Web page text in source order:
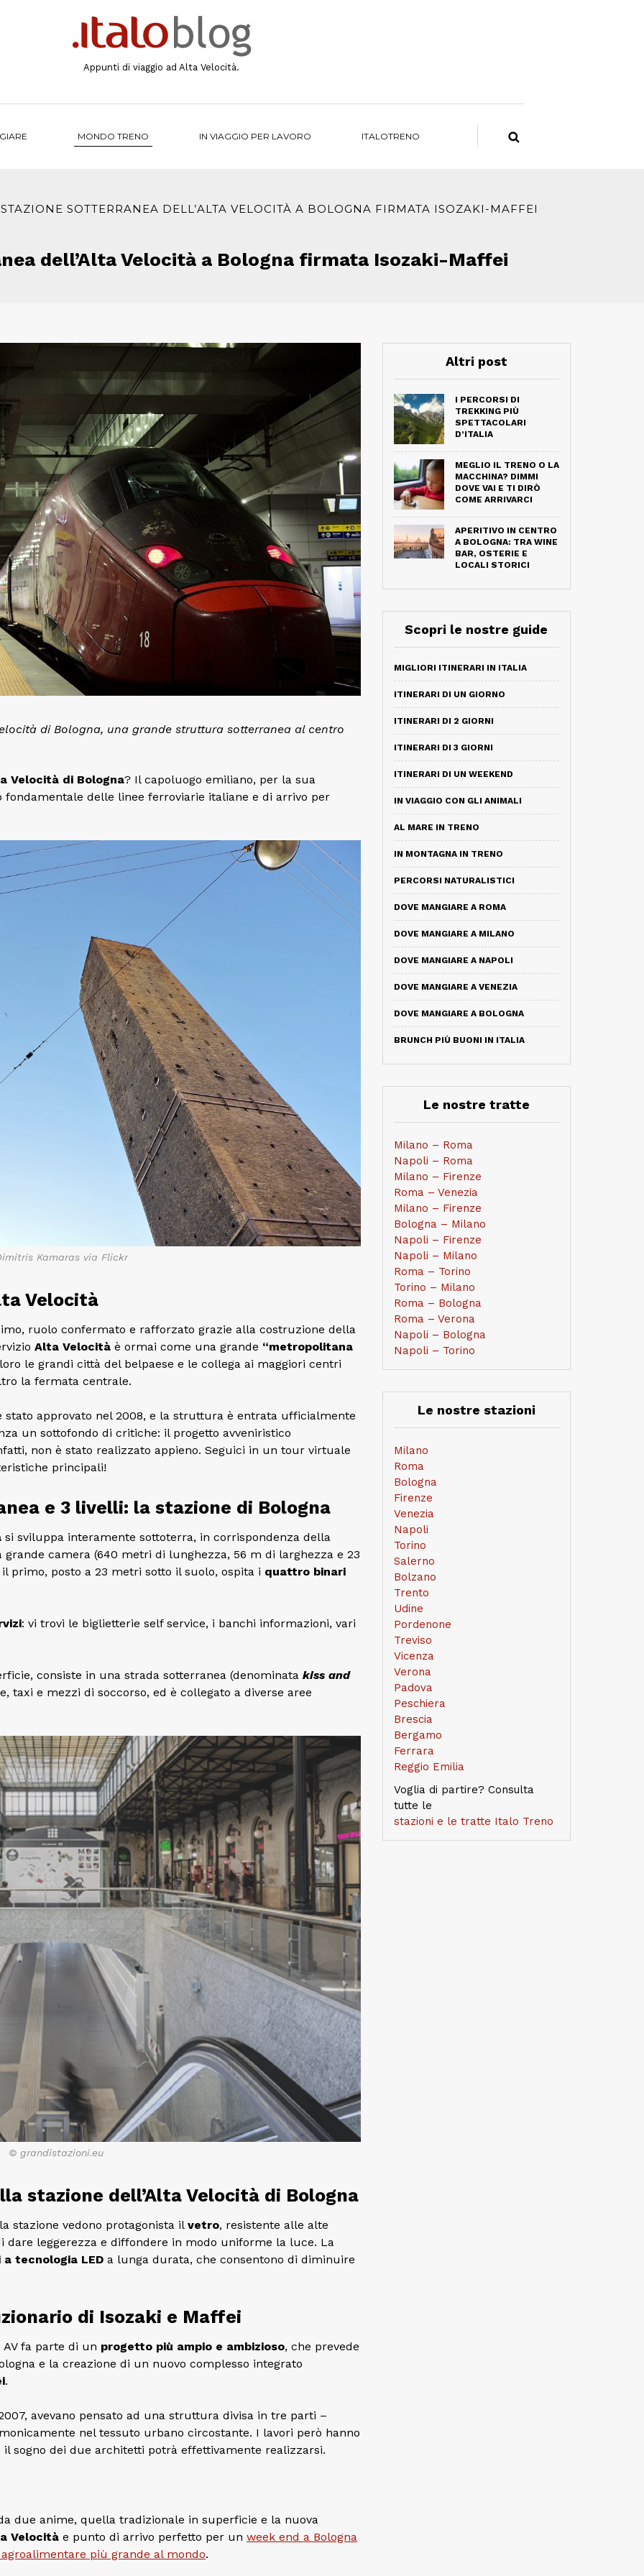
Appunti di viaggio ad Alta Velocità.
MONDO TRENO IN VIAGGIO PER LAVORO ITALOTRENO
SOTTERRANEA DELL’ALTA VELOCITÀ A BOLOGNA FIRMATA ISOZAKI-MAFFEI
dell’Alta Velocità a Bologna firmata Isozaki-Maffei
di Bologna, una grande struttura sotterranea al centro
Velocità di Bologna? Il capoluogo emiliano, per la sua
fondamentale delle linee ferroviarie italiane e di arrivo per
Kamaras via Flickr
Velocità
ruolo confermato e rafforzato grazie alla costruzione della
Alta Velocità è ormai come una grande “metropolitana
le grandi città del belpaese e le collega ai maggiori centri
la fermata centrale.
stato approvato nel 2008, e la struttura è entrata ufficialmente
un sottofondo di critiche: il progetto avveniristico
non è stato realizzato appieno. Seguici in un tour virtuale
principali!
e 3 livelli: la stazione di Bologna
si sviluppa interamente sottoterra, in corrispondenza della
camera (640 metri di lunghezza, 56 m di larghezza e 23
il primo, posto a 23 metri sotto il suolo, ospita i quattro binari
: vi trovi le biglietterie self service, i banchi informazioni, vari
consiste in una strada sotterranea (denominata kiss and
taxi e mezzi di soccorso, ed è collegato a diverse aree
© grandistazioni.eu
stazione dell’Alta Velocità di Bologna
stazione vedono protagonista il vetro, resistente alle alte
leggerezza e diffondere in modo uniforme la luce. La
tecnologia LED a lunga durata, che consentono di diminuire
di Isozaki e Maffei
fa parte di un progetto più ampio e ambizioso, che prevede
e la creazione di un nuovo complesso integrato
.
avevano pensato ad una struttura divisa in tre parti –
nel tessuto urbano circostante. I lavori però hanno
sogno dei due architetti potrà effettivamente realizzarsi.
due anime, quella tradizionale in superficie e la nuova
Velocità e punto di arrivo perfetto per un week end a Bologna
più grande al mondo.
Altri post
I PERCORSI DI
TREKKING PIÙ
SPETTACOLARI
D’ITALIA
MEGLIO IL TRENO O LA
MACCHINA? DIMMI
DOVE VAI E TI DIRÒ
COME ARRIVARCI
APERITIVO IN CENTRO
A BOLOGNA: TRA WINE
BAR, OSTERIE E
LOCALI STORICI
Scopri le nostre guide
MIGLIORI ITINERARI IN ITALIA
ITINERARI DI UN GIORNO
ITINERARI DI 2 GIORNI
ITINERARI DI 3 GIORNI
ITINERARI DI UN WEEKEND
IN VIAGGIO CON GLI ANIMALI
AL MARE IN TRENO
IN MONTAGNA IN TRENO
PERCORSI NATURALISTICI
DOVE MANGIARE A ROMA
DOVE MANGIARE A MILANO
DOVE MANGIARE A NAPOLI
DOVE MANGIARE A VENEZIA
DOVE MANGIARE A BOLOGNA
BRUNCH PIÙ BUONI IN ITALIA
Le nostre tratte
Milano – Roma
Napoli – Roma
Milano – Firenze
Roma – Venezia
Milano – Firenze
Bologna – Milano
Napoli – Firenze
Napoli – Milano
Roma – Torino
Torino – Milano
Roma – Bologna
Roma – Verona
Napoli – Bologna
Napoli – Torino
Le nostre stazioni
Milano
Roma
Bologna
Firenze
Venezia
Napoli
Torino
Salerno
Bolzano
Trento
Udine
Pordenone
Treviso
Vicenza
Verona
Padova
Peschiera
Brescia
Bergamo
Ferrara
Reggio Emilia
Voglia di partire? Consulta
tutte le
stazioni e le tratte Italo Treno